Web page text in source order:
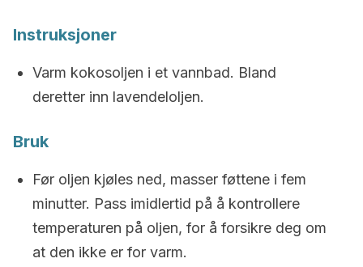
Instruksjoner
Varm kokosoljen i et vannbad. Bland
deretter inn lavendeloljen.
Bruk
Før oljen kjøles ned, masser føttene i fem
minutter. Pass imidlertid på å kontrollere
temperaturen på oljen, for å forsikre deg om
at den ikke er for varm.